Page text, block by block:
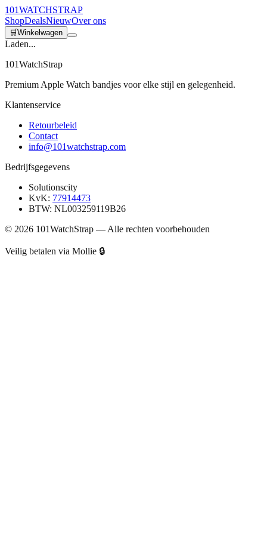
101WATCHSTRAP
ShopDealsNieuwOver ons
🛒Winkelwagen
Laden...
101WatchStrap
Premium Apple Watch bandjes voor elke stijl en gelegenheid.
Klantenservice
Retourbeleid
Contact
info@101watchstrap.com
Bedrijfsgegevens
Solutionscity
KvK: 77914473
BTW: NL003259119B26
© 2026 101WatchStrap — Alle rechten voorbehouden
Veilig betalen via Mollie 🔒